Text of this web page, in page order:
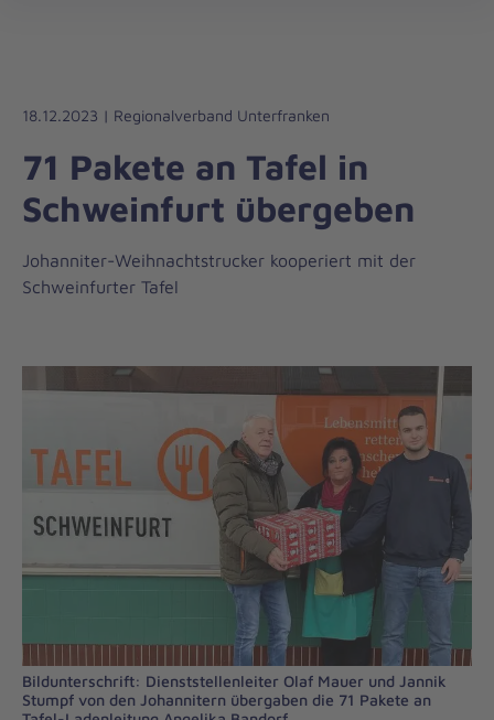
Liebe
Leben
18.12.2023 | Regionalverband Unterfranken
71 Pakete an Tafel in
Schweinfurt übergeben
Johanniter-Weihnachtstrucker kooperiert mit der
Schweinfurter Tafel
Bildunterschrift: Dienststellenleiter Olaf Mauer und Jannik
Stumpf von den Johannitern übergaben die 71 Pakete an